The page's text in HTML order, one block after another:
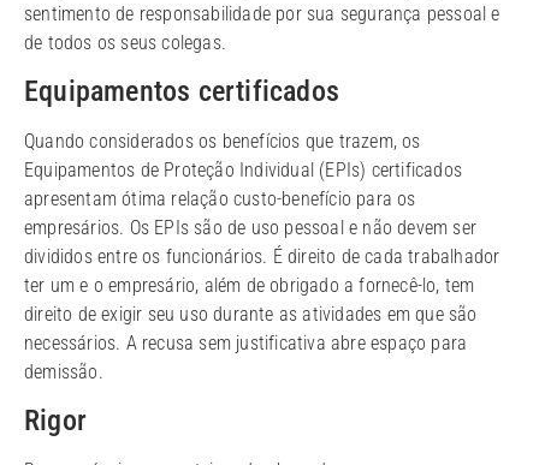
sentimento de responsabilidade por sua segurança pessoal e
de todos os seus colegas.
Equipamentos certificados
Quando considerados os benefícios que trazem, os
Equipamentos de Proteção Individual (EPIs) certificados
apresentam ótima relação custo-benefício para os
empresários. Os EPIs são de uso pessoal e não devem ser
divididos entre os funcionários. É direito de cada trabalhador
ter um e o empresário, além de obrigado a fornecê-lo, tem
direito de exigir seu uso durante as atividades em que são
necessários. A recusa sem justificativa abre espaço para
demissão.
Rigor